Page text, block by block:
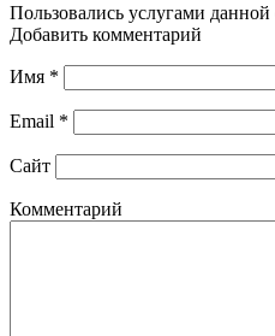
Пользовались услугами
Добавить комментарий
Имя *
Email *
Сайт
Комментарий